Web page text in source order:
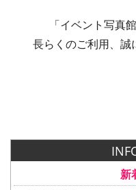
「イベント写真
長らくのご利用、誠
新